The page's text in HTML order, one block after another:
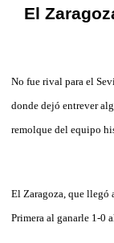
El
No fue rival para el
donde dejó entrever
remolque del equipo
El Zaragoza, que llegó
Primera al ganarle 1-0